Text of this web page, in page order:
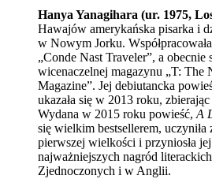
Hanya Yanagihara (ur. 1975,
Hawajów amerykańska pisarka i
w Nowym Jorku.
„Conde Nast Traveler”, a
wicenaczelnej magazynu „T: The
Magazine”. Jej debiutancka
ukazała się w 2013 roku,
Wydana w 2015 roku powieść, A
się wielkim bestsellerem,
pierwszej wielkości i przyniosła
najważniejszych nagród
Zjednoczonych i w Anglii.